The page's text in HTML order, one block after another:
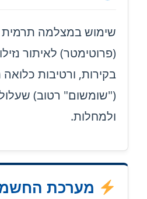
שימוש במצלמה תרמית
(פרוטימטר) לאיתור
בקירות, ורטיבות
("שומשום" רטוב)
ולמחלות.
מערכת